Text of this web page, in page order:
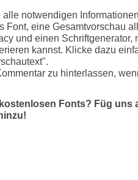
notwendigen
Font, eine Gesamtvorschau
und einen Schriftgenerator,
kannst. Klicke dazu
zu hinterlassen,
Fonts? Füg uns